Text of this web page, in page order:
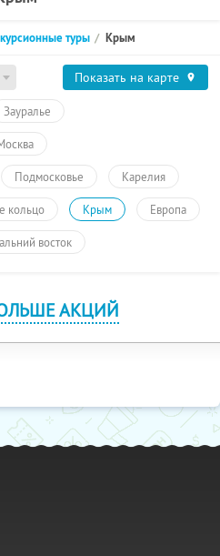
туры Крым
Показать на карте
Зауралье
Подмосковье Карелия
кольцо Крым Европа
восток
АКЦИЙ